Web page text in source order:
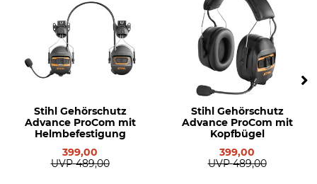
Stihl Gehörschutz
Advance ProCom mit
Helmbefestigung
399,00
UVP 489,00
Stihl Gehörschutz
Advance ProCom mit
Kopfbügel
399,00
UVP 489,00